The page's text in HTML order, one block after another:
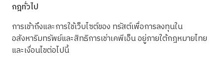
กฎทั่วไป
การเข้าถึงและการใช้เว็บไซต์ของ ทรัสต์เพื่อการลงทุนใน
อสังหาริมทรัพย์และสิทธิการเช่าเคพีเอ็น อยู่ภายใต้กฎหมายไทย
และเงื่อนไขต่อไปนี้